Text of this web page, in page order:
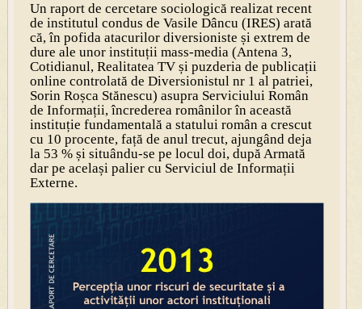
Un raport de cercetare sociologică realizat recent
de institutul condus de Vasile Dâncu (IRES) arată
că, în pofida atacurilor diversioniste și extrem de
dure ale unor instituții mass-media (Antena 3,
Cotidianul, Realitatea TV și puzderia de publicații
online controlată de Diversionistul nr 1 al patriei,
Sorin Roșca Stănescu) asupra Serviciului Român
de Informații, încrederea românilor în această
instituție fundamentală a statului român a crescut
cu 10 procente, față de anul trecut, ajungând deja
la 53 % și situându-se pe locul doi, după Armată
dar pe același palier cu Serviciul de Informații
Externe.